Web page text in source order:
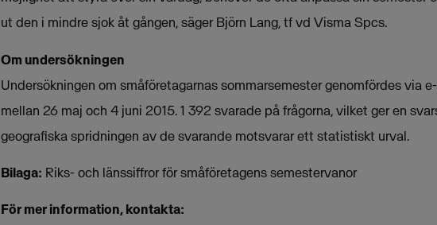
ut den i mindre sjok åt gången, säger Björn Lang, tf vd Visma Spcs.
Om undersökningen
Undersökningen om småföretagarnas sommarsemester genomfördes via
mellan 26 maj och 4 juni 2015. 1 392 svarade på frågorna, vilket ger en
geografiska spridningen av de svarande motsvarar ett statistiskt urval.
Bilaga: Riks- och länssiffror för småföretagens semestervanor
För mer information, kontakta: